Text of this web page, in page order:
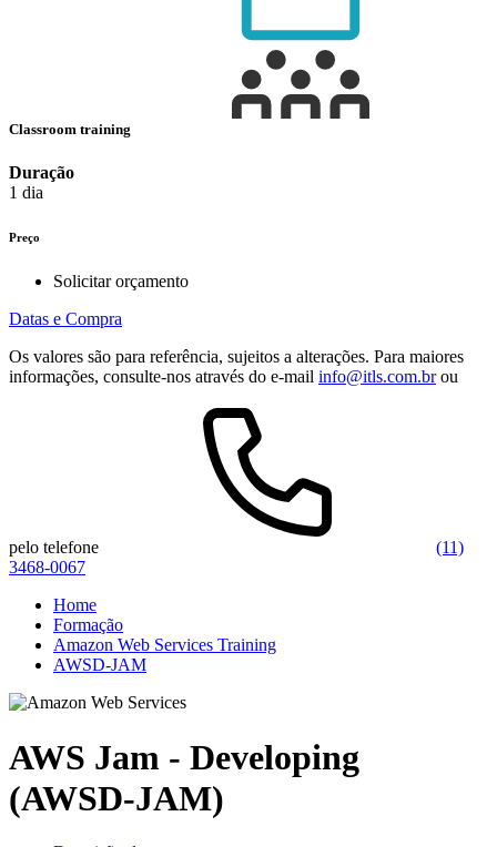
Classroom training
Duração
1 dia
Preço
Solicitar orçamento
Datas e Compra
Os valores são para referência, sujeitos a alterações. Para maiores
informações, consulte-nos através do e-mail info@itls.com.brou
pelo telefone
(11)
3468-0067
Home
Formação
Amazon Web Services Training
AWSD-JAM
AWS Jam - Developing
(AWSD-JAM)